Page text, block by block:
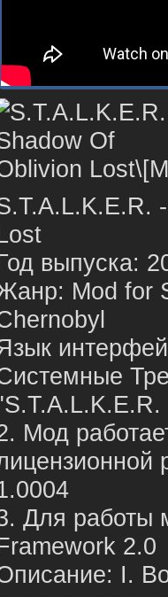
выпуска:
Mod for
Мод
Для работы
2.0
I.